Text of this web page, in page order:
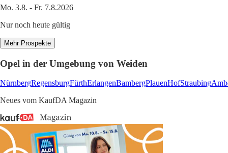
Mo. 3.8. - Fr. 7.8.2026
Nur noch heute gültig
Mehr Prospekte
Opel in der Umgebung von Weiden
NürnbergRegensburgFürthErlangenBambergPlauenHofStraubing
Neues vom KaufDA Magazin